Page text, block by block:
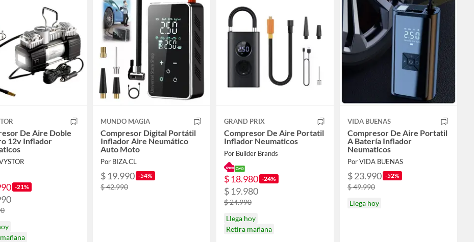
De Aire Doble
12v Inflador
-21%
MUNDO MAGIA
Compresor Digital Portátil
Inflador Aire Neumático
Auto Moto
Por BIZA.CL
$ 19.990 -54%
$ 42.990
GRAND PRIX
Compresor De Aire Portatil
Inflador Neumaticos
Por Builder Brands
$ 18.980 -24%
$ 19.980
$ 24.990
Llega hoy
Retira mañana
VIDA BUENAS
Compresor De Aire Portatil
A Batería Inflador
Neumaticos
Por VIDA BUENAS
$ 23.990 -52%
$ 49.990
Llega hoy